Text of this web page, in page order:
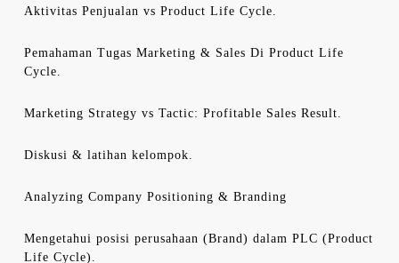
Aktivitas Penjualan vs Product Life Cycle.
Pemahaman Tugas Marketing & Sales Di Product Life
Cycle.
Marketing Strategy vs Tactic: Profitable Sales Result.
Diskusi & latihan kelompok.
Analyzing Company Positioning & Branding
Mengetahui posisi perusahaan (Brand) dalam PLC (Product
Life Cycle).